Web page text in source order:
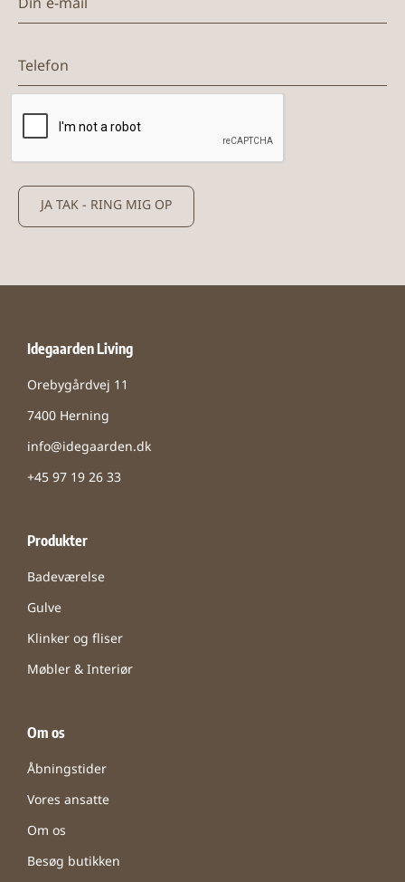
JA TAK - RING MIG OP
Idegaarden Living
Orebygårdvej 11
7400 Herning
info@idegaarden.dk
+45 97 19 26 33
Produkter
Badeværelse
Gulve
Klinker og fliser
Møbler & Interiør
Om os
Åbningstider
Vores ansatte
Om os
Besøg butikken